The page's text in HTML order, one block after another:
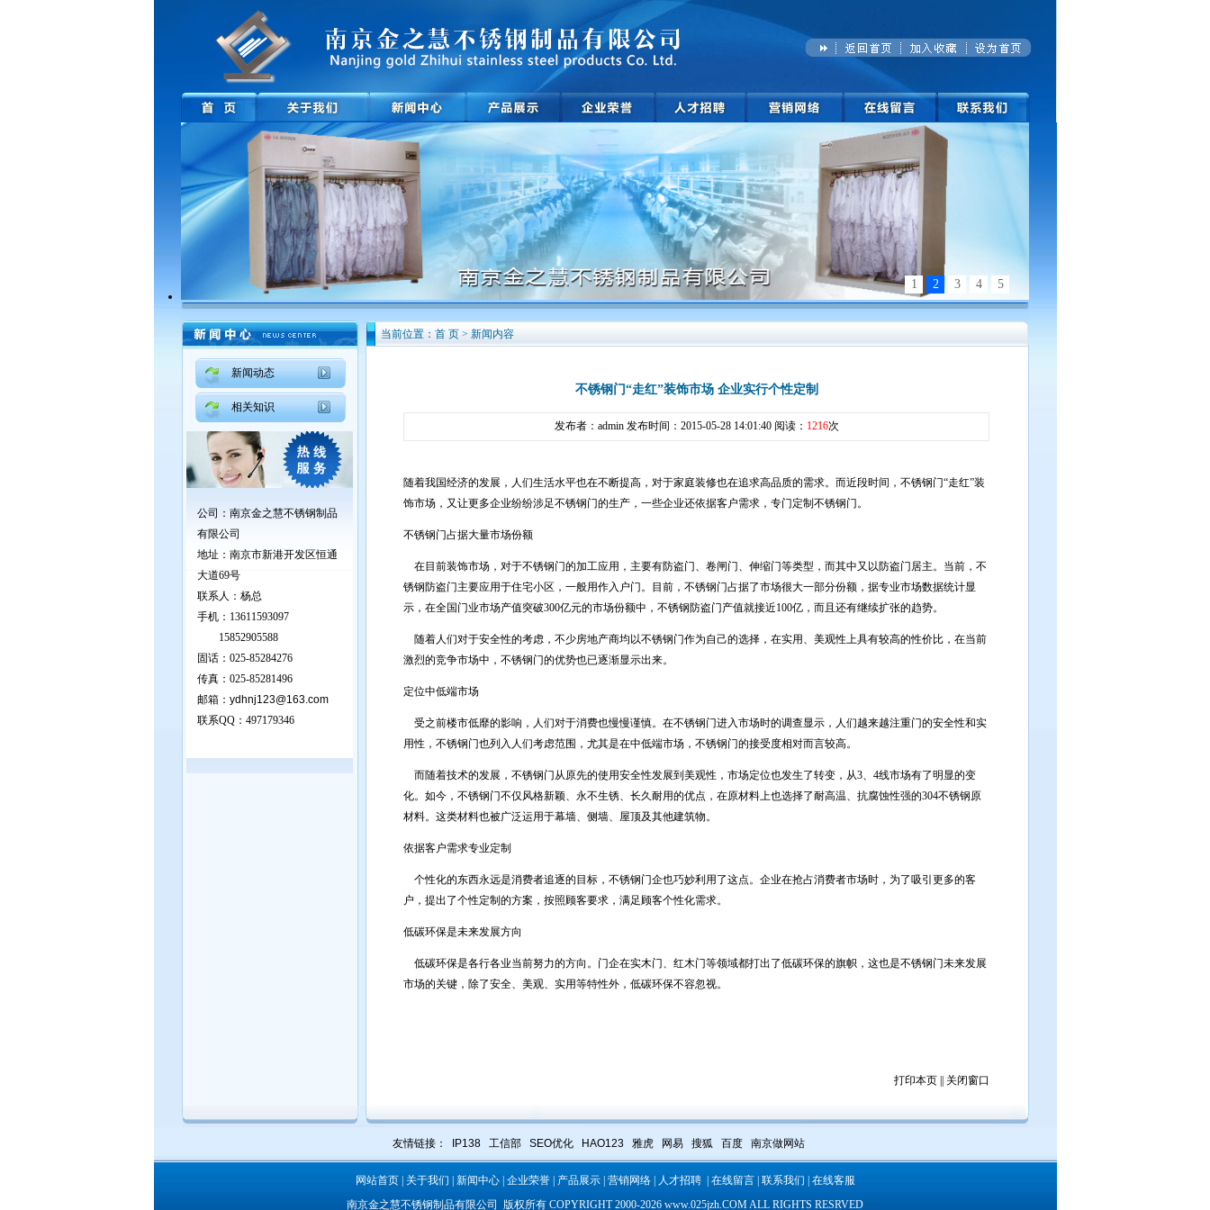
1 2 3 4 5
新闻动态
相关知识
公司：南京金之慧不锈钢制品
有限公司
地址： 南京市新港开发区恒通
大道69号
联系人：杨总
手机：13611593097
15852905588
固话：025-85284276
传真：025-85281496
邮箱： ydhnj123@163.com
联系QQ： 497179346
当前位置：首 页 > 新闻内容
不锈钢门“走红”装饰市场 企业实行个性定制
发布者：admin 发布时间：2015-05-28 14:01:40 阅读： 1216次
随着我国经济的发展，人们生活水平也在不断提高，对于家庭装修也在追求高品质的需求。而近段时间，不锈钢门“走红”装
饰市场，又让更多企业纷纷涉足不锈钢门的生产，一些企业还依据客户需求，专门定制不锈钢门。
不锈钢门占据大量市场份额
在目前装饰市场，对于不锈钢门的加工应用，主要有防盗门、卷闸门、伸缩门等类型，而其中又以防盗门居主。当前，不
锈钢防盗门主要应用于住宅小区，一般用作入户门。目前，不锈钢门占据了市场很大一部分份额，据专业市场数据统计显
示，在全国门业市场产值突破300亿元的市场份额中，不锈钢防盗门产值就接近100亿，而且还有继续扩张的趋势。
随着人们对于安全性的考虑，不少房地产商均以不锈钢门作为自己的选择，在实用、美观性上具有较高的性价比，在当前
激烈的竞争市场中，不锈钢门的优势也已逐渐显示出来。
定位中低端市场
受之前楼市低靡的影响，人们对于消费也慢慢谨慎。在不锈钢门进入市场时的调查显示，人们越来越注重门的安全性和实
用性，不锈钢门也列入人们考虑范围，尤其是在中低端市场，不锈钢门的接受度相对而言较高。
而随着技术的发展，不锈钢门从原先的使用安全性发展到美观性，市场定位也发生了转变，从3、4线市场有了明显的变
化。如今，不锈钢门不仅风格新颖、永不生锈、长久耐用的优点，在原材料上也选择了耐高温、抗腐蚀性强的304不锈钢原
材料。这类材料也被广泛运用于幕墙、侧墙、屋顶及其他建筑物。
依据客户需求专业定制
个性化的东西永远是消费者追逐的目标，不锈钢门企也巧妙利用了这点。企业在抢占消费者市场时，为了吸引更多的客
户，提出了个性定制的方案，按照顾客要求，满足顾客个性化需求。
低碳环保是未来发展方向
低碳环保是各行各业当前努力的方向。门企在实木门、红木门等领域都打出了低碳环保的旗帜，这也是不锈钢门未来发展
市场的关键，除了安全、美观、实用等特性外，低碳环保不容忽视。
打印本页 关闭窗口
友情链接： IP138 工信部 SEO优化 HAO123 雅虎 网易 搜狐 百度 南京做网站
网站首页| 关于我们 新闻中心| 企业荣誉| 产品展示| 营销网络| 人才招聘| 在线留言| 联系我们
在线客服
南京金之慧不锈钢制品有限公司
版权所有 COPYRIGHT 2000-2026 www.025jzh.COMALL RIGHTS RESRVED